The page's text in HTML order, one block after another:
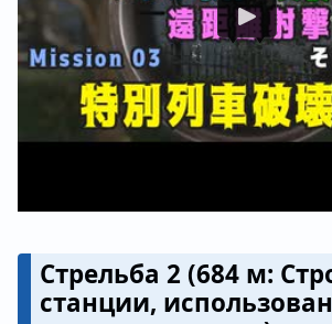
Стрельба 2 (684 м:
станции,